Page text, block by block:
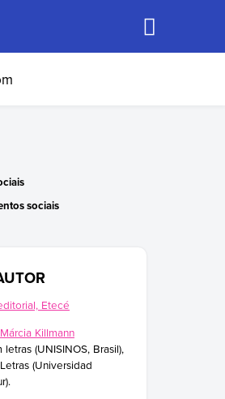
sociais
Etecé
Márcia Killmann
(UNISINOS, Brasil),
(Universidad